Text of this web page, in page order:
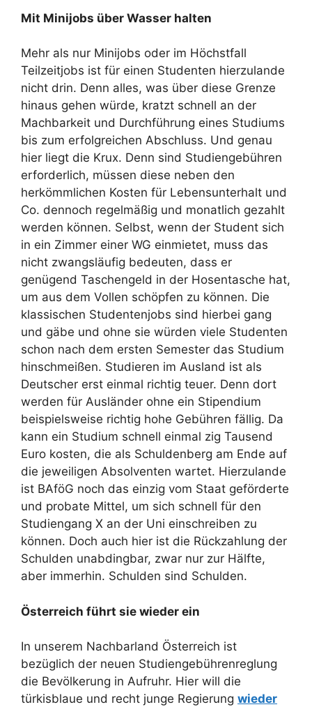
Mit Minijobs über Wasser halten
Mehr als nur Minijobs oder im Höchstfall
Teilzeitjobs ist für einen Studenten hierzulande
nicht drin. Denn alles, was über diese Grenze
hinaus gehen würde, kratzt schnell an der
Machbarkeit und Durchführung eines Studiums
bis zum erfolgreichen Abschluss. Und genau
hier liegt die Krux. Denn sind Studiengebühren
erforderlich, müssen diese neben den
herkömmlichen Kosten für Lebensunterhalt und
Co. dennoch regelmäßig und monatlich gezahlt
werden können. Selbst, wenn der Student sich
in ein Zimmer einer WG einmietet, muss das
nicht zwangsläufig bedeuten, dass er
genügend Taschengeld in der Hosentasche hat,
um aus dem Vollen schöpfen zu können. Die
klassischen Studentenjobs sind hierbei gang
und gäbe und ohne sie würden viele Studenten
schon nach dem ersten Semester das Studium
hinschmeißen. Studieren im Ausland ist als
Deutscher erst einmal richtig teuer. Denn dort
werden für Ausländer ohne ein Stipendium
beispielsweise richtig hohe Gebühren fällig. Da
kann ein Studium schnell einmal zig Tausend
Euro kosten, die als Schuldenberg am Ende auf
die jeweiligen Absolventen wartet. Hierzulande
ist BAföG noch das einzig vom Staat geförderte
und probate Mittel, um sich schnell für den
Studiengang X an der Uni einschreiben zu
können. Doch auch hier ist die Rückzahlung der
Schulden unabdingbar, zwar nur zur Hälfte,
aber immerhin. Schulden sind Schulden.
Österreich führt sie wieder ein
In unserem Nachbarland Österreich ist
bezüglich der neuen Studiengebührenreglung
die Bevölkerung in Aufruhr. Hier will die
türkisblaue und recht junge Regierung wieder